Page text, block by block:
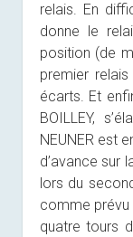
relais. En
donne le
position (de
premier
écarts. Et
BOILLEY,
NEUNER est
d’avance sur
lors du
comme prévu
quatre tours